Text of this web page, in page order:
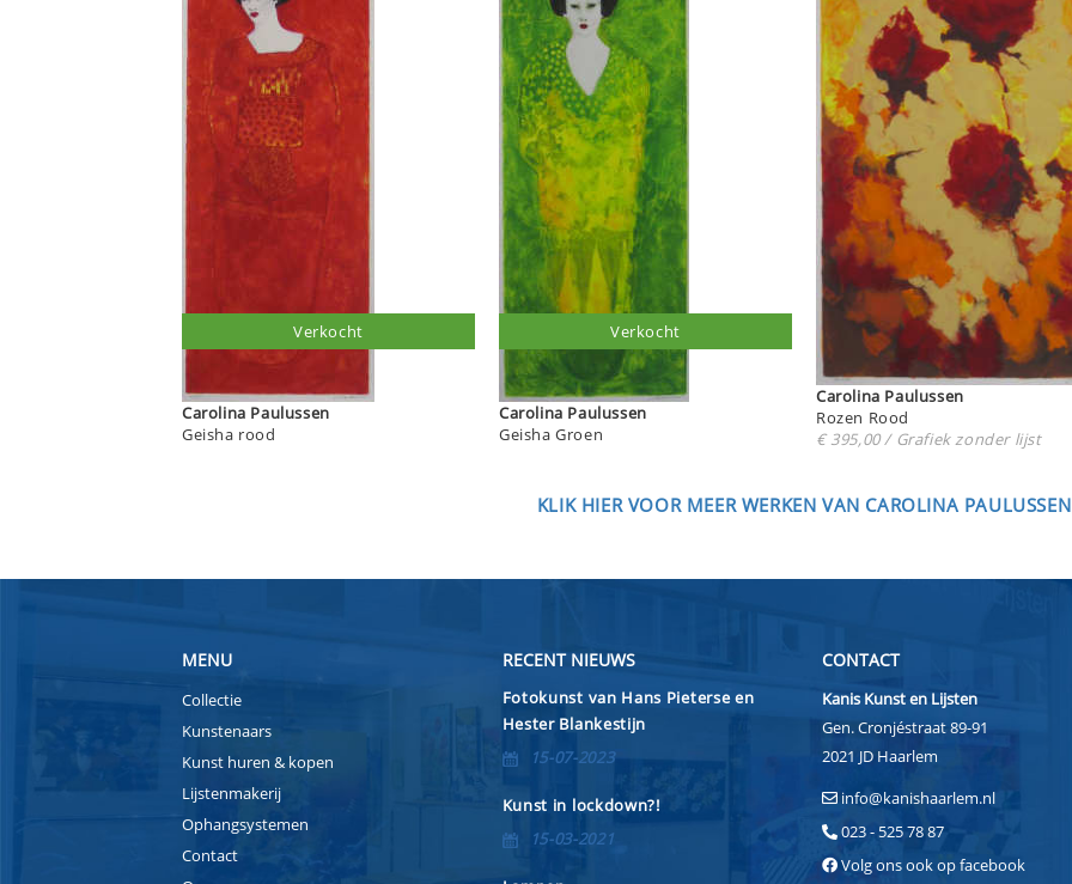
Carolina Paulussen
Geisha rood
Verkocht
Carolina Paulussen
Geisha Groen
Verkocht
Carolina Paulussen
Rozen Rood
€ 395,00 / Grafiek zonder lijst
KLIK HIER VOOR MEER WERKEN VAN CAROLINA PAULUSSEN
MENU
Collectie
Kunstenaars
Kunst huren & kopen
Lijstenmakerij
Ophangsystemen
Contact
RECENT NIEUWS
Fotokunst van Hans Pieterse en
Hester Blankestijn
15-07-2023
Kunst in lockdown?!
15-03-2021
CONTACT
Kanis Kunst en Lijsten
Gen. Cronjéstraat 89-91
2021 JD Haarlem
info@kanishaarlem.nl
023 - 525 78 87
Volg ons ook op facebook